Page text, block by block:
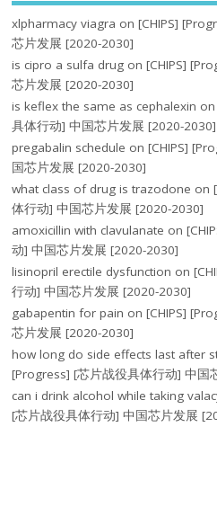
xlpharmacy viagra on[CHIPS]
芯片发展 [2020-2030]
is cipro a sulfa drug on[CHIPS]
芯片发展 [2020-2030]
is keflex the same as cephalexin
具体行动] 中国芯片发展 [2020-2030]
pregabalin schedule on[CHIPS]
国芯片发展 [2020-2030]
what class of drug is trazodone on
体行动] 中国芯片发展 [2020-2030]
amoxicillin with clavulanate on
动] 中国芯片发展 [2020-2030]
lisinopril erectile dysfunction on
行动] 中国芯片发展 [2020-2030]
gabapentin for pain on[CHIPS]
芯片发展 [2020-2030]
how long do side effects last after
[Progress] [芯片战役具体行动] 中国
can i drink alcohol while taking
[芯片战役具体行动] 中国芯片发展